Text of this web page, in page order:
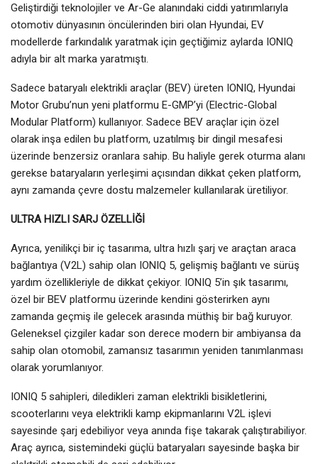
Geliştirdiği teknolojiler ve Ar-Ge alanındaki ciddi yatırımlarıyla
otomotiv dünyasının öncülerinden biri olan Hyundai, EV
modellerde farkındalık yaratmak için geçtiğimiz aylarda IONIQ
adıyla bir alt marka yaratmıştı.
Sadece bataryalı elektrikli araçlar (BEV) üreten IONIQ, Hyundai
Motor Grubu’nun yeni platformu E-GMP’yi (Electric-Global
Modular Platform) kullanıyor. Sadece BEV araçlar için özel
olarak inşa edilen bu platform, uzatılmış bir dingil mesafesi
üzerinde benzersiz oranlara sahip. Bu haliyle gerek oturma alanı
gerekse bataryaların yerleşimi açısından dikkat çeken platform,
aynı zamanda çevre dostu malzemeler kullanılarak üretiliyor.
ULTRA HIZLI SARJ ÖZELLİĞİ
Ayrıca, yenilikçi bir iç tasarıma, ultra hızlı şarj ve araçtan araca
bağlantıya (V2L) sahip olan IONIQ 5, gelişmiş bağlantı ve sürüş
yardım özellikleriyle de dikkat çekiyor. IONIQ 5’in şık tasarımı,
özel bir BEV platformu üzerinde kendini gösterirken aynı
zamanda geçmiş ile gelecek arasında müthiş bir bağ kuruyor.
Geleneksel çizgiler kadar son derece modern bir ambiyansa da
sahip olan otomobil, zamansız tasarımın yeniden tanımlanması
olarak yorumlanıyor.
IONIQ 5 sahipleri, diledikleri zaman elektrikli bisikletlerini,
scooterlarını veya elektrikli kamp ekipmanlarını V2L işlevi
sayesinde şarj edebiliyor veya anında fişe takarak çalıştırabiliyor.
Araç ayrıca, sistemindeki güçlü bataryaları sayesinde başka bir